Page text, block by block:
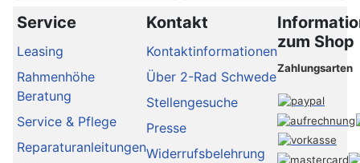
Service
Leasing
Rahmenhöhe
Beratung
Service & Pflege
Reparaturanleitungen
Kontakt
Kontaktinformationen
Über 2-Rad Schwede
Stellengesuche
Presse
Widerrufsbelehrung
zum Shop
Zahlungsarten